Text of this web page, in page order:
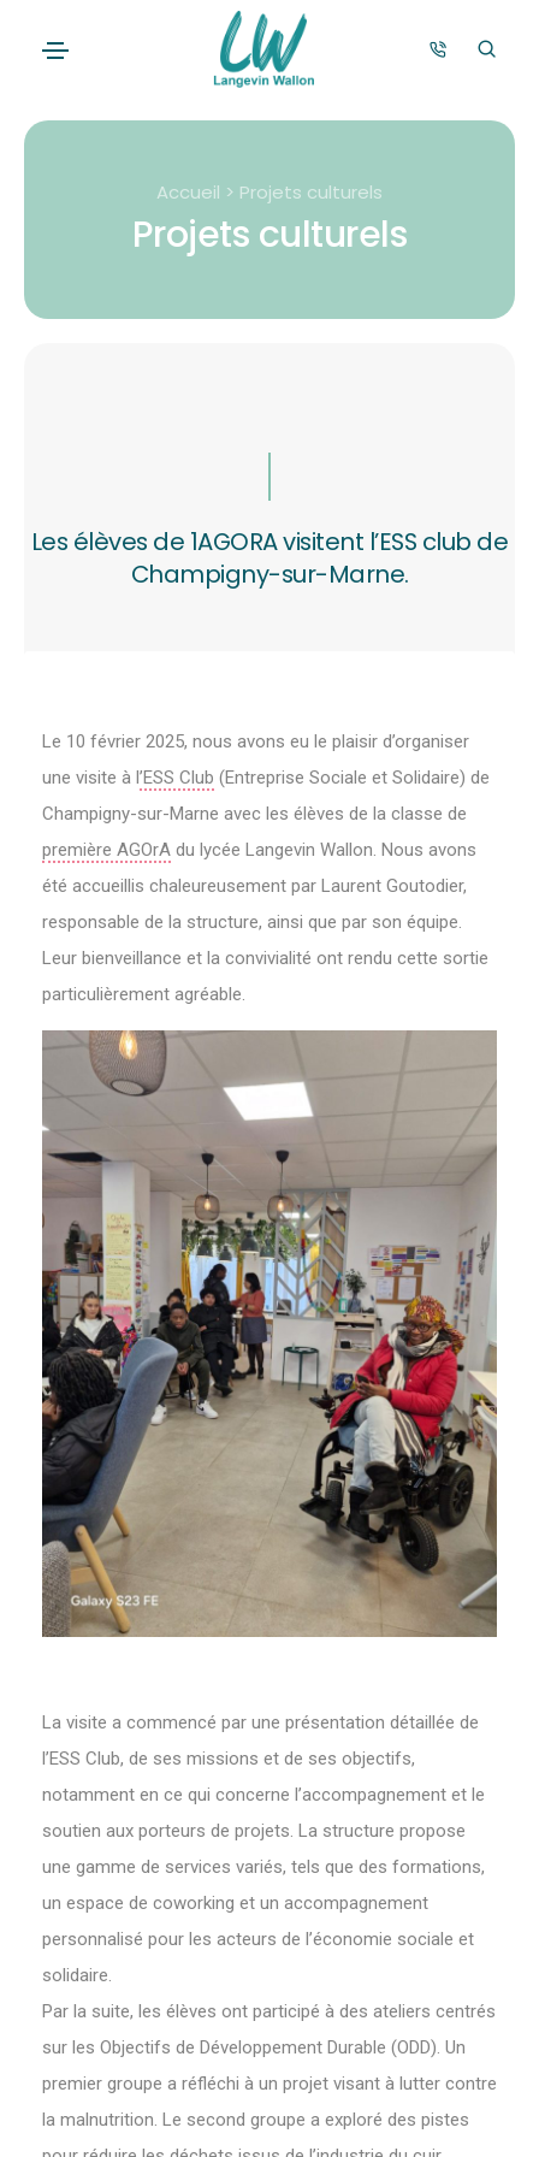
Accueil > Projets culturels
Projets culturels
Les élèves de 1AGORA visitent l’ESS club de
Champigny-sur-Marne.
Le 10 février 2025, nous avons eu le plaisir d’organiser
une visite à l’ESS Club (Entreprise Sociale et Solidaire) de
Champigny-sur-Marne avec les élèves de la classe de
première AGOrA du lycée Langevin Wallon. Nous avons
été accueillis chaleureusement par Laurent Goutodier,
responsable de la structure, ainsi que par son équipe.
Leur bienveillance et la convivialité ont rendu cette sortie
particulièrement agréable.
La visite a commencé par une présentation détaillée de
l’ESS Club, de ses missions et de ses objectifs,
notamment en ce qui concerne l’accompagnement et le
soutien aux porteurs de projets. La structure propose
une gamme de services variés, tels que des formations,
un espace de coworking et un accompagnement
personnalisé pour les acteurs de l’économie sociale et
solidaire.
Par la suite, les élèves ont participé à des ateliers centrés
sur les Objectifs de Développement Durable (ODD). Un
premier groupe a réfléchi à un projet visant à lutter contre
la malnutrition. Le second groupe a exploré des pistes